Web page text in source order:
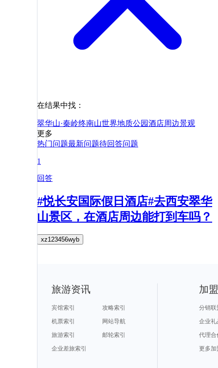
在结果中找：
翠华山·秦岭终南山世界地质公园酒店周边景观
更多
热门问题最新问题待回答问题
1
回答
#悦长安国际假日酒店#去西安翠华
山景区，在酒店周边能打到车吗？
xz123456wyb
旅游资讯
宾馆索引
攻略索引
机票索引
网站导航
旅游索引
邮轮索引
企业差旅索引
加
分销联
企业礼
代理合
更多加